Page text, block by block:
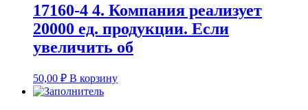
17160-4 4. Компания реализует
20000 ед. продукции. Если
увеличить об
50,00 ₽ В корзину